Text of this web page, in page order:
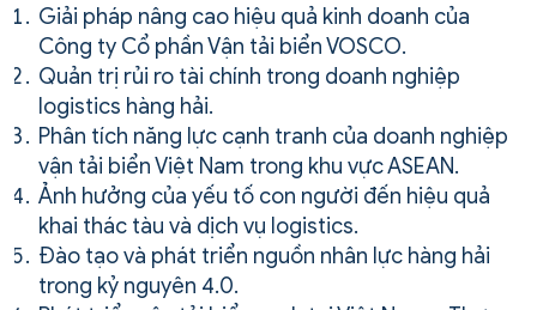
Giải pháp nâng cao hiệu quả kinh doanh của
Công ty Cổ phần Vận tải biển VOSCO.
Quản trị rủi ro tài chính trong doanh nghiệp
logistics hàng hải.
Phân tích năng lực cạnh tranh của doanh nghiệp
vận tải biển Việt Nam trong khu vực ASEAN.
Ảnh hưởng của yếu tố con người đến hiệu quả
khai thác tàu và dịch vụ logistics.
Đào tạo và phát triển nguồn nhân lực hàng hải
trong kỷ nguyên 4.0.